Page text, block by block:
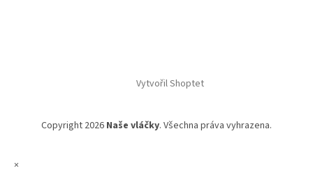
Vytvořil Shoptet
Copyright 2026 Naše vláčky. Všechna práva vyhrazena.
×